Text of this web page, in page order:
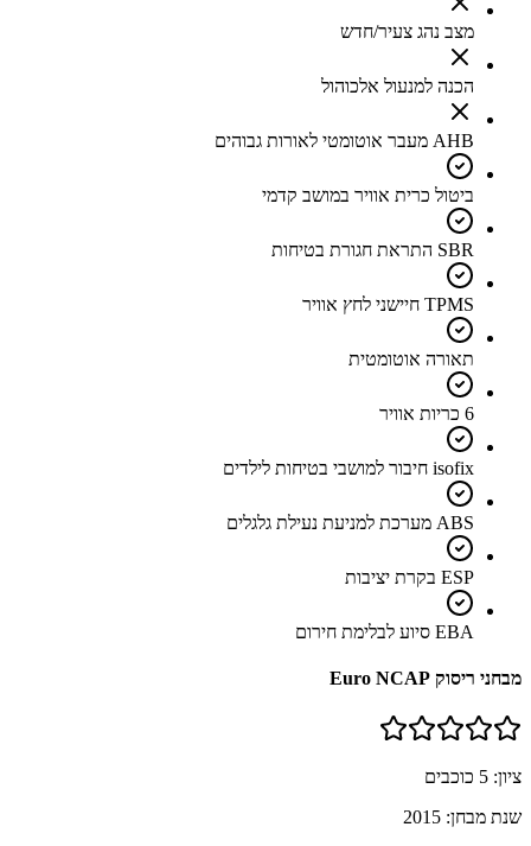
מצב נהג צעיר/חדש
הכנה למנעול אלכוהול
AHB מעבר אוטומטי לאורות גבוהים
ביטול כרית אוויר במושב קדמי
SBR התראת חגורת בטיחות
TPMS חיישני לחץ אוויר
תאורה אוטומטית
6 כריות אוויר
isofix חיבור למושבי בטיחות לילדים
ABS מערכת למניעת נעילת גלגלים
ESP בקרת יציבות
EBA סיוע לבלימת חירום
מבחני ריסוק Euro NCAP
ציון: 5 כוכבים
שנת מבחן: 2015